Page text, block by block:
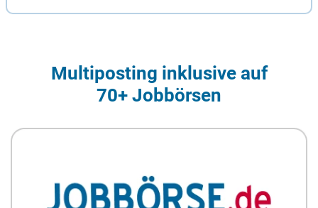
Multiposting inklusive auf
70+ Jobbörsen